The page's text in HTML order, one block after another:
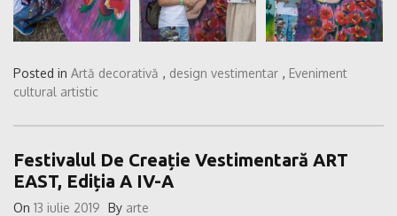
Posted in Artă decorativă , design vestimentar , Eveniment
cultural artistic
Festivalul De Creație Vestimentară ART
EAST, Ediția A IV-A
On 13 iulie 2019 By arte